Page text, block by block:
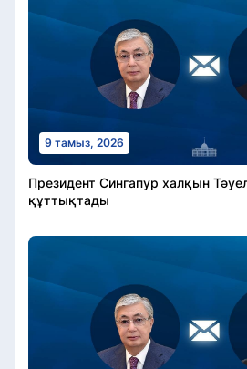
9 тамыз, 2026
Президент Сингапур халқын
құттықтады